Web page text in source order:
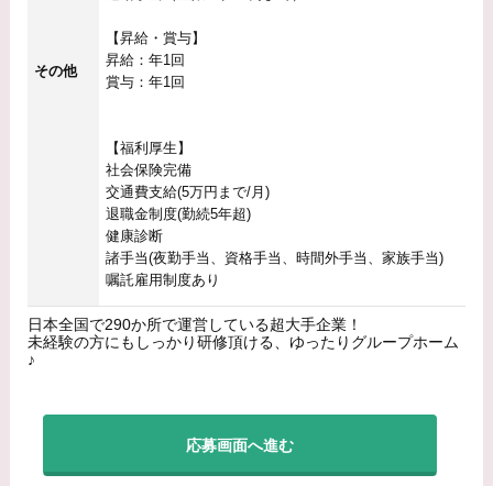
その他
【昇給・賞与】
昇給：年1回
賞与：年1回
【福利厚生】
社会保険完備
交通費支給(5万円まで/月)
退職金制度(勤続5年超)
健康診断
諸手当(夜勤手当、資格手当、時間外手当、家族手当)
嘱託雇用制度あり
日本全国で290か所で運営している超大手企業！
未経験の方にもしっかり研修頂ける、ゆったりグループホーム
♪
応募画面へ進む